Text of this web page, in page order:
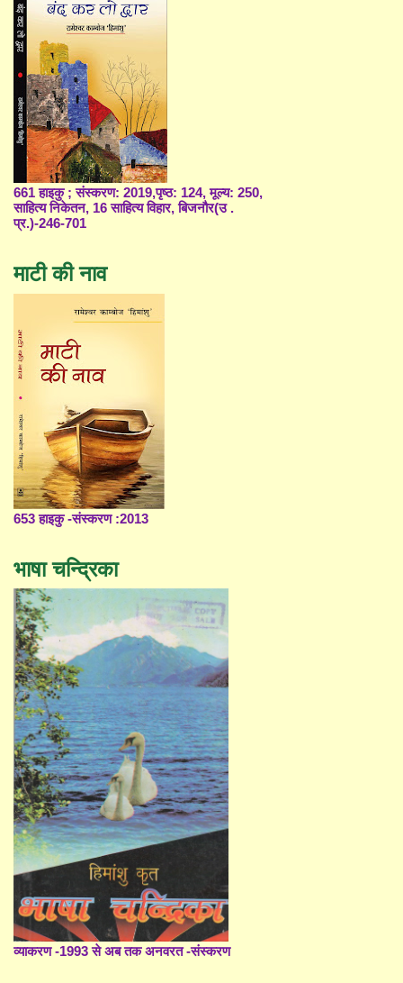
661 हाइकु ; संस्करण: 2019,पृष्ठ: 124, मूल्य: 250,
साहित्य निकेतन, 16 साहित्य विहार, बिजनौर(उ .
प्र.)-246-701
माटी की नाव
653 हाइकु -संस्करण :2013
भाषा चन्द्रिका
व्याकरण -1993 से अब तक अनवरत -संस्करण